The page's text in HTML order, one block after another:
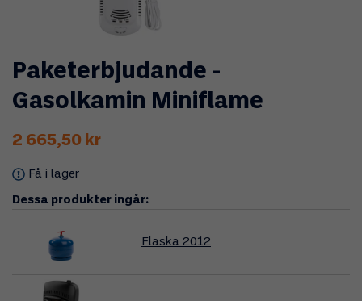
Paketerbjudande -
Gasolkamin Miniflame
2 665,50 kr
Få i lager
Dessa produkter ingår:
Flaska 2012